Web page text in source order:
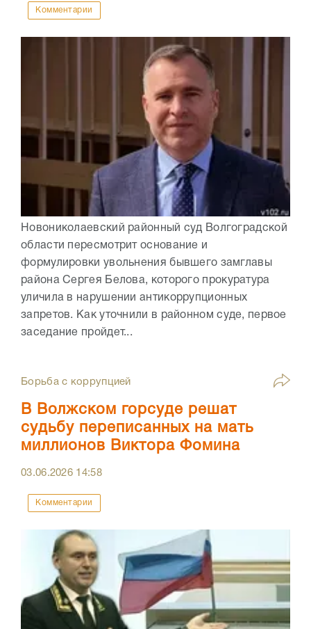
Комментарии
Новониколаевский районный суд Волгоградской
области пересмотрит основание и
формулировки увольнения бывшего замглавы
района Сергея Белова, которого прокуратура
уличила в нарушении антикоррупционных
запретов. Как уточнили в районном суде, первое
заседание пройдет...
Борьба с коррупцией
В Волжском горсуде решат
судьбу переписанных на мать
миллионов Виктора Фомина
03.06.2026 14:58
Комментарии